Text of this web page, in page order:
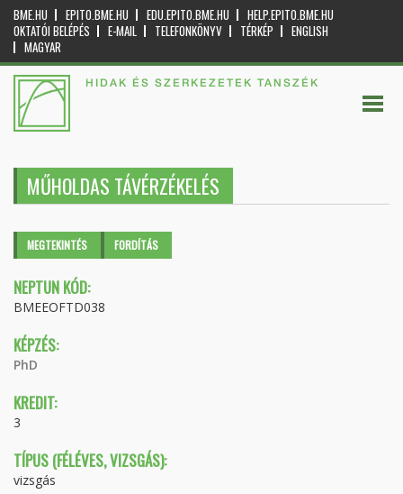
BME.HU EPITO.BME.HU EDU.EPITO.BME.HU
HELP.EPITO.BME.HU
OKTATÓI BELÉPÉS
E-MAIL TELEFONKÖNYV TÉRKÉP
ENGLISH
MAGYAR
HIDAK ÉS SZERKEZETEK TANSZÉK
MŰHOLDAS TÁVÉRZÉKELÉS
Elsődleges fülek
MEGTEKINTÉS (AKTÍVFORDÍTÁS
NEPTUN KÓD:
BMEEOFTD038
KÉPZÉS:
PhD
KREDIT:
3
TÍPUS (FÉLÉVES, VIZSGÁS):
vizsgás